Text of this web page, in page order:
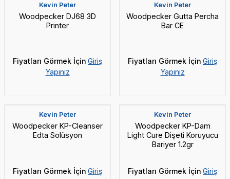
Kevin Peter
Woodpecker DJ68 3D
Printer
Fiyatları Görmek İçin Giriş
Yapınız
Kevin Peter
Woodpecker Gutta Percha
Bar CE
Fiyatları Görmek İçin Giriş
Yapınız
Kevin Peter
Woodpecker KP-Cleanser
Edta Solüsyon
Fiyatları Görmek İçin Giriş
Kevin Peter
Woodpecker KP-Dam
Light Cure Dişeti Koruyucu
Bariyer 1.2gr
Fiyatları Görmek İçin Giriş